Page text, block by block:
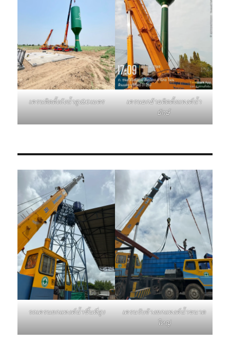
เครนติดตั้งถังน้ำสูง20เมตร
เครนยกย้ายติดตั้งแทงค์น้ำ
ยักษ์
รถเครนยกแทงค์น้ำขึ้นที่สูง
เครนรับจ้างยกแทงค์น้ำขนาด
ใหญ่